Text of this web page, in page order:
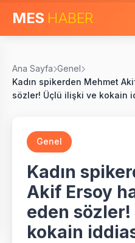
MES HABER
Ana Sayfa Genel
Kadın spikerden Mehmet
sözler! Üçlü ilişki ve kokain
Genel
Kadın
Akif Ersoy
eden
kokain